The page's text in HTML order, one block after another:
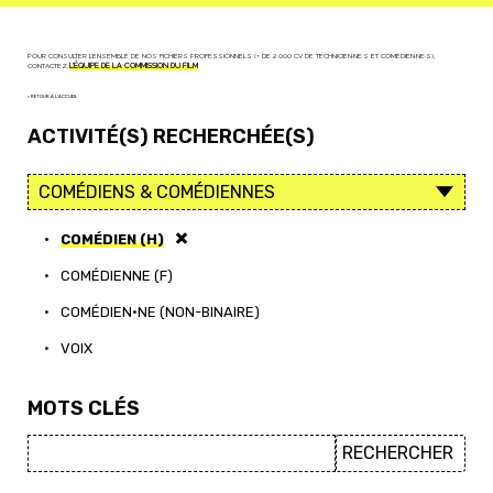
POUR CONSULTER L'ENSEMBLE DE NOS FICHIERS PROFESSIONNELS (+ DE 2 000 CV DE TECHNICIEN·NE·S ET COMÉDIEN·NE·S),
CONTACTEZ L'ÉQUIPE DE LA COMMISSION DU FILM
< RETOUR À L'ACCUEIL
ACTIVITÉ(S) RECHERCHÉE(S)
• COMÉDIEN (H)
• COMÉDIENNE (F)
• COMÉDIEN·NE (NON-BINAIRE)
• VOIX
MOTS CLÉS